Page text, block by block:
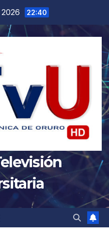
22:40